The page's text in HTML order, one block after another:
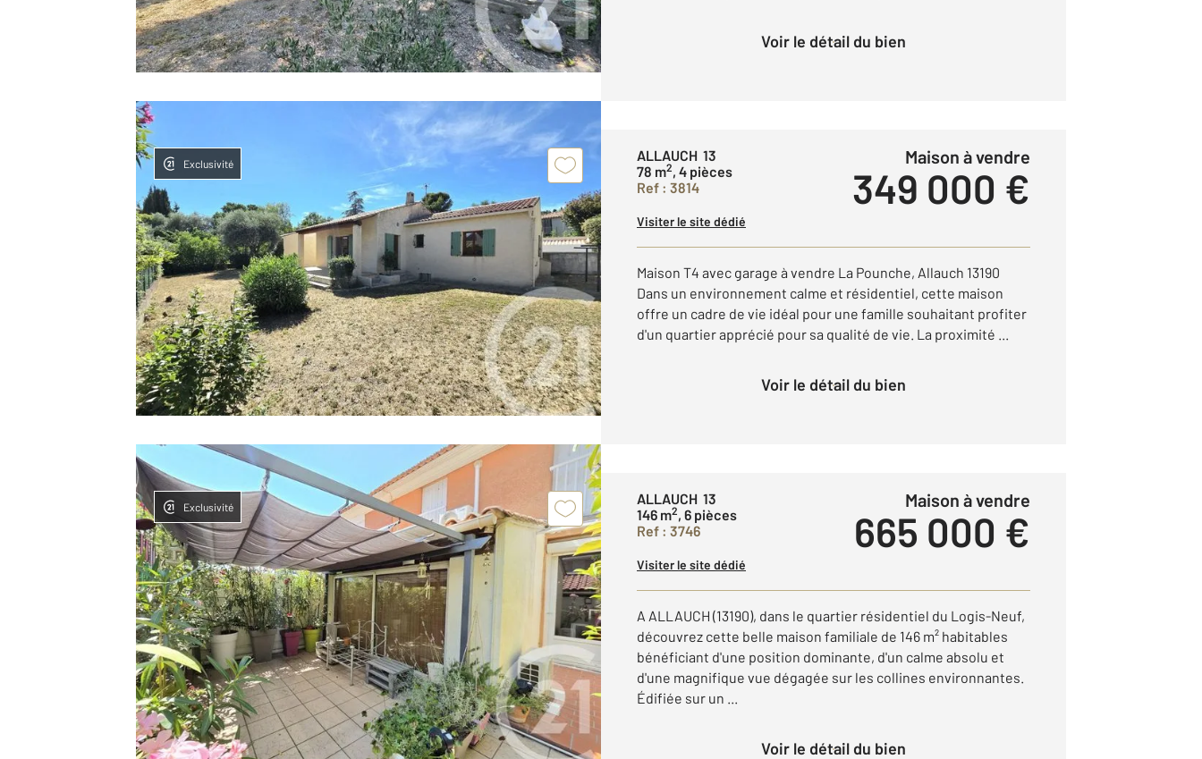
Voir le détail du bien
Exclusivité
ALLAUCH 13
78 m2, 4 pièces
Ref : 3814
Maison à vendre
349 000 €
Visiter le site dédié
Maison T4 avec garage à vendre La Pounche, Allauch 13190
Dans un environnement calme et résidentiel, cette maison
offre un cadre de vie idéal pour une famille souhaitant profiter
d'un quartier apprécié pour sa qualité de vie. La proximité ...
Voir le détail du bien
Exclusivité
ALLAUCH 13
146 m2, 6 pièces
Ref : 3746
Maison à vendre
665 000 €
Visiter le site dédié
A ALLAUCH (13190), dans le quartier résidentiel du Logis-Neuf,
découvrez cette belle maison familiale de 146 m² habitables
bénéficiant d'une position dominante, d'un calme absolu et
d'une magnifique vue dégagée sur les collines environnantes.
Édifiée sur un ...
Voir le détail du bien